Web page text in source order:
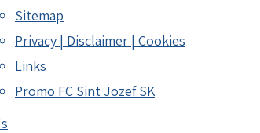
Sitemap
Privacy | Disclaimer | Cookies
Links
Promo FC Sint Jozef SK